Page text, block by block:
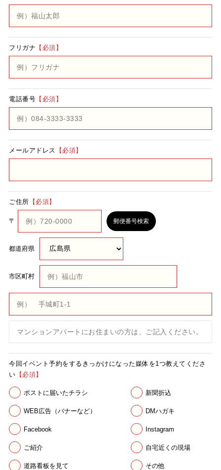
フリガナ 【必須】
電話番号 【必須】
メールアドレス 【必須】
ご住所 【必須】
〒 郵便番号検索
都道府県
市区町村
今回イベント予約をする きっかけになった媒体を1つ教えてくださ
い 【必須】
ポストに届いたチラシ 新聞折込
WEB広告（バナーなど） DMハガキ
Facebook Instagram
ご紹介 自宅近くの現場
道路看板を見て その他